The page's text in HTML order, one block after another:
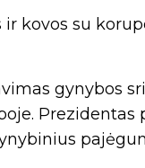
kovos su
gynybos
Prezidentas